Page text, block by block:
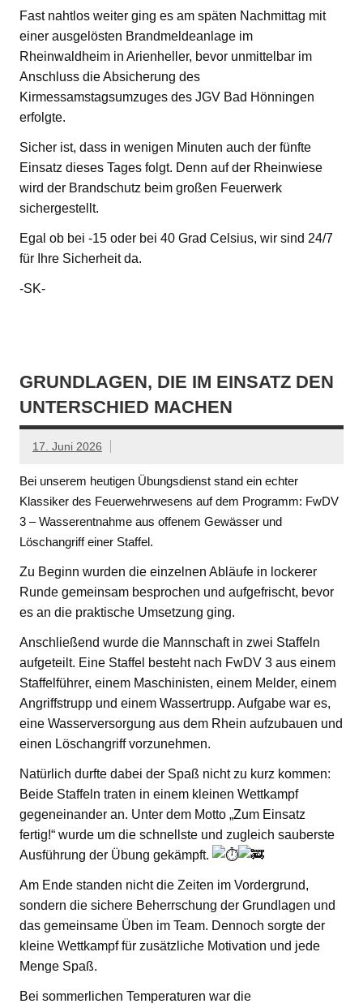
Fast nahtlos weiter ging es am späten Nachmittag mit
einer ausgelösten Brandmeldeanlage im
Rheinwaldheim in Arienheller, bevor unmittelbar im
Anschluss die Absicherung des
Kirmessamstagsumzuges des JGV Bad Hönningen
erfolgte.
Sicher ist, dass in wenigen Minuten auch der fünfte
Einsatz dieses Tages folgt. Denn auf der Rheinwiese
wird der Brandschutz beim großen Feuerwerk
sichergestellt.
Egal ob bei -15 oder bei 40 Grad Celsius, wir sind 24/7
für Ihre Sicherheit da.
-SK-
GRUNDLAGEN, DIE IM EINSATZ DEN
UNTERSCHIED MACHEN
17. Juni 2026
Bei unserem heutigen Übungsdienst stand ein echter
Klassiker des Feuerwehrwesens auf dem Programm: FwDV
3 – Wasserentnahme aus offenem Gewässer und
Löschangriff einer Staffel.
Zu Beginn wurden die einzelnen Abläufe in lockerer
Runde gemeinsam besprochen und aufgefrischt, bevor
es an die praktische Umsetzung ging.
Anschließend wurde die Mannschaft in zwei Staffeln
aufgeteilt. Eine Staffel besteht nach FwDV 3 aus einem
Staffelführer, einem Maschinisten, einem Melder, einem
Angriffstrupp und einem Wassertrupp. Aufgabe war es,
eine Wasserversorgung aus dem Rhein aufzubauen und
einen Löschangriff vorzunehmen.
Natürlich durfte dabei der Spaß nicht zu kurz kommen:
Beide Staffeln traten in einem kleinen Wettkampf
gegeneinander an. Unter dem Motto „Zum Einsatz
fertig!“ wurde um die schnellste und zugleich sauberste
Ausführung der Übung gekämpft.
Am Ende standen nicht die Zeiten im Vordergrund,
sondern die sichere Beherrschung der Grundlagen und
das gemeinsame Üben im Team. Dennoch sorgte der
kleine Wettkampf für zusätzliche Motivation und jede
Menge Spaß.
Bei sommerlichen Temperaturen war die